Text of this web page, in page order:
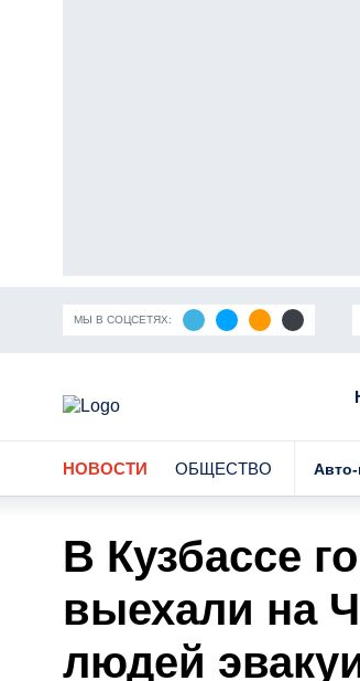
МЫ В СОЦСЕТЯХ:
Кузбасса Пандемия коронавирусной
НОВОСТИ ОБЩЕСТВО
В Кузбассе
выехали на
людей